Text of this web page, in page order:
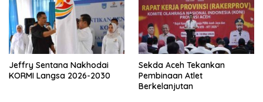
Jeffry Sentana Nakhodai
KORMI Langsa 2026-2030
Sekda Aceh Tekankan
Pembinaan Atlet
Berkelanjutan